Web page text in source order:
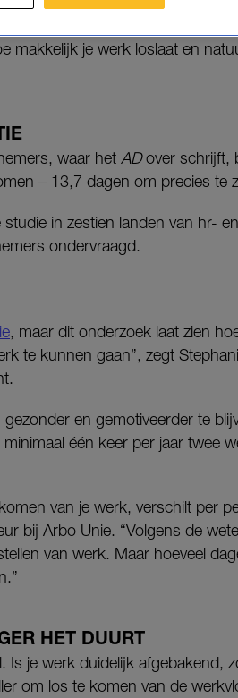
tot rust?
makkelijk je werk loslaat en
waar het ADover schrijft,
– 13,7 dagen om precies te
in zestien landen van hr-
ondervraagd.
, maar dit onderzoek laat zien
te kunnen gaan”, zegt
en gemotiveerder te
één keer per jaar twee
van je werk, verschilt per
bij Arbo Unie. “Volgens de
van werk. Maar hoeveel
HET DUURT
je werk duidelijk afgebakend,
om los te komen van de